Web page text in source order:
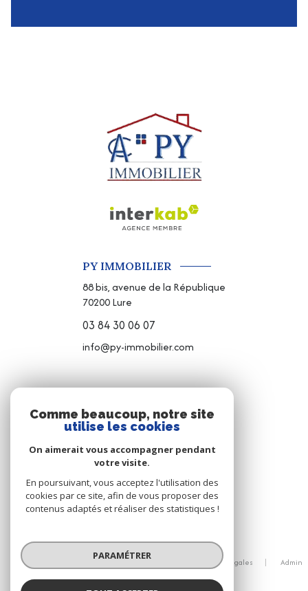
PY IMMOBILIER
88 bis, avenue de la République
70200Lure
03 84 30 06 07
info@py-immobilier.com
NOUS SUIVRE
© 2026 | Tous droits réservés
Nos partenaires Mentions légales
Admin
Comme beaucoup, notre site
utilise les cookies
On aimerait vous accompagner pendant
votre visite.
En poursuivant, vous acceptez l'utilisation des
cookies par ce site, afin de vous proposer des
contenus adaptés et réaliser des statistiques !
PARAMÉTRER